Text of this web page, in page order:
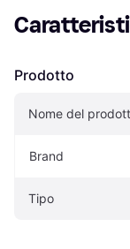
Prodotto
Nome del
Brand
Tipo